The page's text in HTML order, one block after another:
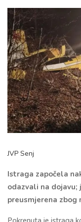
JVP Senj
Istraga započela
odazvali na dojavu;
preusmjerena zbog